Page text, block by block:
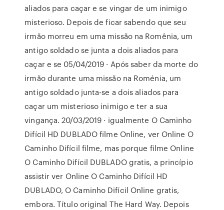
aliados para caçar e se vingar de um inimigo
misterioso. Depois de ficar sabendo que seu
irmão morreu em uma missão na Romênia, um
antigo soldado se junta a dois aliados para
caçar e se 05/04/2019 · Após saber da morte do
irmão durante uma missão na Roménia, um
antigo soldado junta-se a dois aliados para
caçar um misterioso inimigo e ter a sua
vingança. 20/03/2019 · igualmente O Caminho
Difícil HD DUBLADO filme Online, ver Online O
Caminho Difícil filme, mas porque filme Online
O Caminho Difícil DUBLADO gratis, a princípio
assistir ver Online O Caminho Difícil HD
DUBLADO, O Caminho Difícil Online gratis,
embora. Título original The Hard Way. Depois